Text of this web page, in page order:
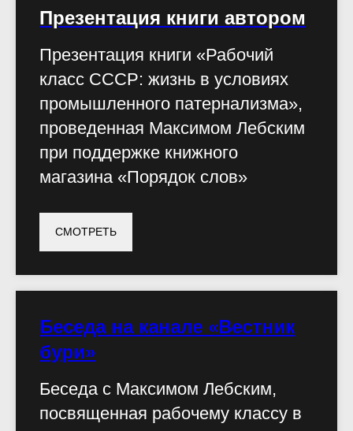
Презентация книги автором
Презентация книги «Рабочий
класс СССР: жизнь в условиях
промышленного патернализма»,
проведенная Максимом Лебским
при поддержке книжного
магазина «Порядок слов»
СМОТРЕТЬ
Беседа на канале «Вестник
бури»
Беседа с Максимом Лебским,
посвященная рабочему классу в